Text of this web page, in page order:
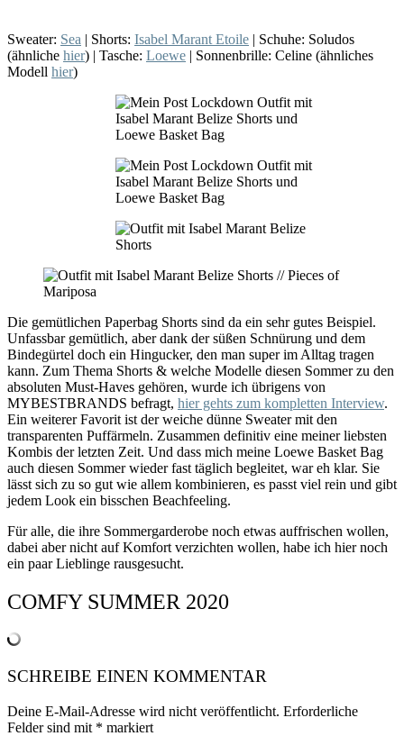
Sweater: Sea | Shorts: Isabel Marant Etoile | Schuhe: Soludos
(ähnliche hier) | Tasche: Loewe | Sonnenbrille: Celine (ähnliches
Modell hier)
Die gemütlichen Paperbag Shorts sind da ein sehr gutes Beispiel.
Unfassbar gemütlich, aber dank der süßen Schnürung und dem
Bindegürtel doch ein Hingucker, den man super im Alltag tragen
kann. Zum Thema Shorts & welche Modelle diesen Sommer zu den
absoluten Must-Haves gehören, wurde ich übrigens von
MYBESTBRANDS befragt, hier gehts zum kompletten Interview.
Ein weiterer Favorit ist der weiche dünne Sweater mit den
transparenten Puffärmeln. Zusammen definitiv eine meiner liebsten
Kombis der letzten Zeit. Und dass mich meine Loewe Basket Bag
auch diesen Sommer wieder fast täglich begleitet, war eh klar. Sie
lässt sich zu so gut wie allem kombinieren, es passt viel rein und gibt
jedem Look ein bisschen Beachfeeling.
Für alle, die ihre Sommergarderobe noch etwas auffrischen wollen,
dabei aber nicht auf Komfort verzichten wollen, habe ich hier noch
ein paar Lieblinge rausgesucht.
COMFY SUMMER 2020
SCHREIBE EINEN KOMMENTAR
Deine E-Mail-Adresse wird nicht veröffentlicht. Erforderliche
Felder sind mit * markiert